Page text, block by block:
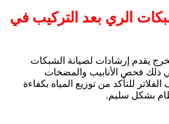
الري بعد التركيب في
يقدم إرشادات لصيانة الشبكات
ذلك فحص الأنابيب والمضخات
للتأكد من توزيع المياه بكفاءة
بشكل سليم.